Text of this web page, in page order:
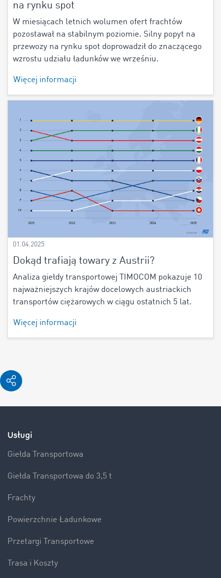
na rynku spot
W miesiącach letnich wolumen ofert frachtów
pozostawał na stabilnym poziomie. Silny popyt na
przewozy na rynku spot doprowadził do znaczącego
wzrostu udziału ładunków we wrześniu.
Więcej informacji
01.04.2025
Dokąd trafiają towary z Austrii?
Analiza giełdy transportowej TIMOCOM pokazuje 10
najważniejszych krajów docelowych austriackich
transportów ciężarowych w ciągu ostatnich 5 lat.
Więcej informacji
Usługi
Giełda Transportowa
Giełda Transportowa do 3,5 t
Frachty
Powierzchnie Ładunkowe
Przetargi Transportowe
Trasa i Koszty